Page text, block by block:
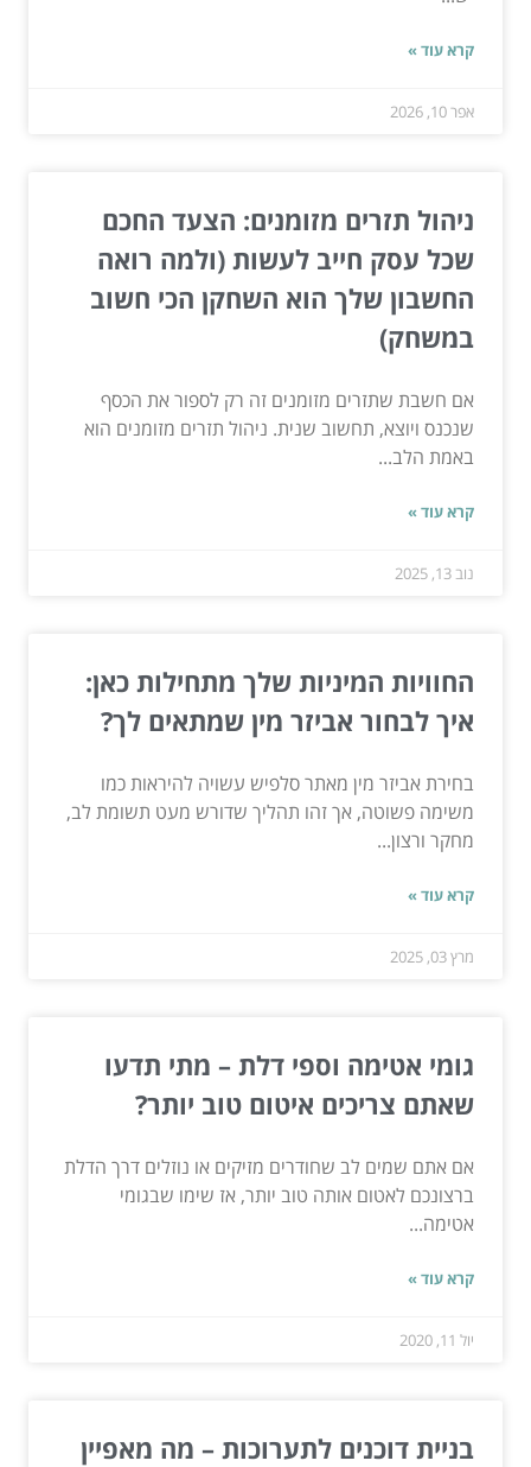
קרא עוד »
אפר 10, 2026
ניהול תזרים מזומנים: הצעד החכם
שכל עסק חייב לעשות (ולמה רואה
החשבון שלך הוא השחקן הכי חשוב
במשחק)
אם חשבת שתזרים מזומנים זה רק לספור את הכסף
שנכנס ויוצא, תחשוב שנית. ניהול תזרים מזומנים הוא
באמת הלב...
קרא עוד »
נוב 13, 2025
החוויות המיניות שלך מתחילות כאן:
איך לבחור אביזר מין שמתאים לך?
בחירת אביזר מין מאתר סלפיש עשויה להיראות כמו
משימה פשוטה, אך זהו תהליך שדורש מעט תשומת לב,
מחקר ורצון...
קרא עוד »
מרץ 03, 2025
גומי אטימה וספי דלת – מתי תדעו
שאתם צריכים איטום טוב יותר?
אם אתם שמים לב שחודרים מזיקים או נוזלים דרך הדלת
ברצונכם לאטום אותה טוב יותר, אז שימו שבגומי
אטימה...
קרא עוד »
יול 11, 2020
בניית דוכנים לתערוכות – מה מאפיין